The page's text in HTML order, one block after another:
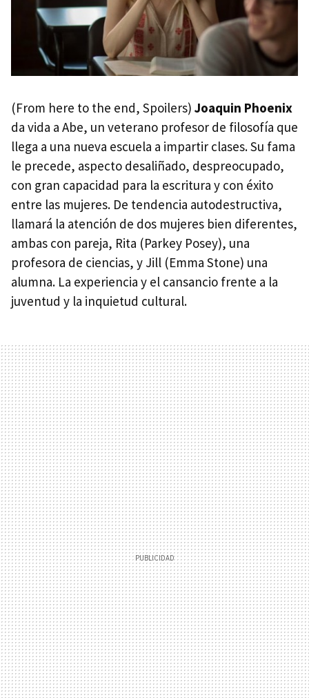
(From here to the end, Spoilers) Joaquin Phoenix
da vida a Abe, un veterano profesor de filosofía que
llega a una nueva escuela a impartir clases. Su fama
le precede, aspecto desaliñado, despreocupado,
con gran capacidad para la escritura y con éxito
entre las mujeres. De tendencia autodestructiva,
llamará la atención de dos mujeres bien diferentes,
ambas con pareja, Rita (Parkey Posey), una
profesora de ciencias, y Jill (Emma Stone) una
alumna. La experiencia y el cansancio frente a la
juventud y la inquietud cultural.